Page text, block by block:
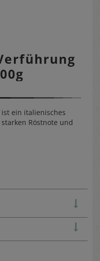
ein italienisches
Röstnote und